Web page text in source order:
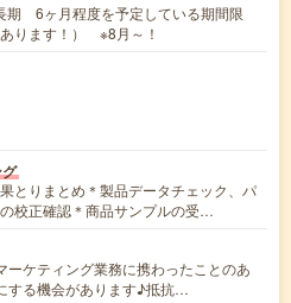
期 6ヶ月程度を予定している期間限
ります！） ※8月～！
とりまとめ＊製品データチェック、パ
校正確認＊商品サンプルの受…
ーケティング業務に携わったことのあ
する機会があります♪抵抗…